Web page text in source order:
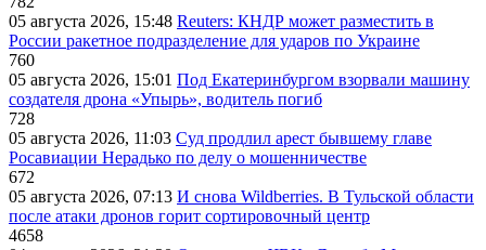
05 августа 2026, 15:48 Reuters: КНДР может разместить в
России ракетное подразделение для ударов по Украине
760
05 августа 2026, 15:01 Под Екатеринбургом взорвали машину
создателя дрона «Упырь», водитель погиб
728
05 августа 2026, 11:03 Суд продлил арест бывшему главе
Росавиации Нерадько по делу о мошенничестве
672
05 августа 2026, 07:13 И снова Wildberries. В Тульской области
после атаки дронов горит сортировочный центр
4658